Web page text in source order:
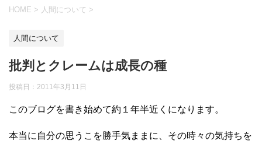
HOME > 人間について >
人間について
批判とクレームは成長の種
投稿日： 2011年3月11日
このブログを書き始めて約１年半近くになります。
本当に自分の思うこを勝手気ままに、その時々の気持ちを